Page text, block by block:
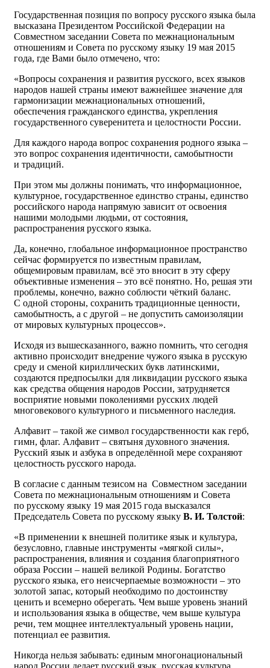
Государственная позиция по вопросу русского языка была
высказана Президентом Российской Федерации на
Совместном заседании Совета по межнациональным
отношениям и Совета по русскому языку 19 мая 2015
года, где Вами было отмечено, что:
«Вопросы сохранения и развития русского, всех языков
народов нашей страны имеют важнейшее значение для
гармонизации межнациональных отношений,
обеспечения гражданского единства, укрепления
государственного суверенитета и целостности России.
Для каждого народа вопрос сохранения родного языка –
это вопрос сохранения идентичности, самобытности
и традиций.
При этом мы должны понимать, что информационное,
культурное, государственное единство страны, единство
российского народа напрямую зависит от освоения
нашими молодыми людьми, от состояния,
распространения русского языка.
Да, конечно, глобальное информационное пространство
сейчас формируется по известным правилам,
общемировым правилам, всё это вносит в эту сферу
объективные изменения – это всё понятно. Но, решая эти
проблемы, конечно, важно соблюсти чёткий баланс.
С одной стороны, сохранить традиционные ценности,
самобытность, а с другой – не допустить самоизоляции
от мировых культурных процессов».
Исходя из вышесказанного, важно помнить, что сегодня
активно происходит внедрение чужого языка в русскую
среду и сменой кириллических букв латинскими,
создаются предпосылки для ликвидации русского языка
как средства общения народов России, затрудняется
восприятие новыми поколениями русских людей
многовекового культурного и письменного наследия.
Алфавит – такой же символ государственности как герб,
гимн, флаг. Алфавит – святыня духовного значения.
Русский язык и азбука в определённой мере сохраняют
целостность русского народа.
В согласие с данным тезисом на Совместном заседании
Совета по межнациональным отношениям и Совета
по русскому языку 19 мая 2015 года высказался
Председатель Совета по русскому языку В. И. Толстой:
«В применении к внешней политике язык и культура,
безусловно, главные инструменты «мягкой силы»,
распространения, влияния и создания благоприятного
образа России – нашей великой Родины. Богатство
русского языка, его неисчерпаемые возможности – это
золотой запас, который необходимо по достоинству
ценить и всемерно оберегать. Чем выше уровень знаний
и использования языка в обществе, чем выше культура
речи, тем мощнее интеллектуальный уровень нации,
потенциал ее развития.
Никогда нельзя забывать: единым многонациональный
народ России делает русский язык, русская культура,